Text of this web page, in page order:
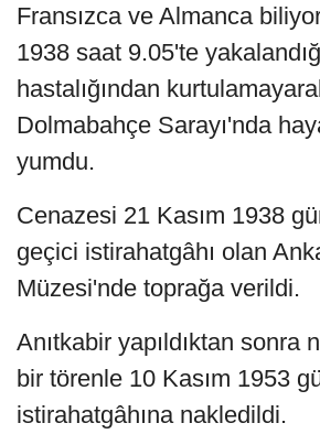
Fransızca ve Almanca
1938 saat 9.05'te
hastalığından
Dolmabahçe Sarayı'nda
yumdu.
Cenazesi 21 Kasım 1938
geçici istirahatgâhı olan
Müzesi'nde toprağa verildi.
Anıtkabir yapıldıktan sonra
bir törenle 10 Kasım 1953
istirahatgâhına nakledildi.